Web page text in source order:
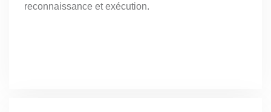
reconnaissance et exécution.